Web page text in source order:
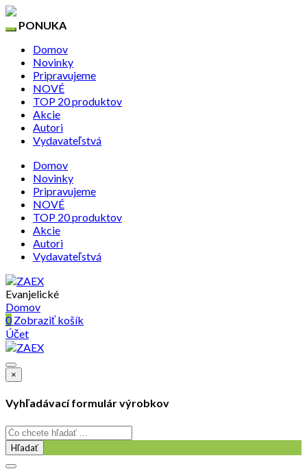
PONUKA
Domov
Novinky
Pripravujeme
NOVÉ
TOP 20 produktov
Akcie
Autori
Vydavateľstvá
Domov
Novinky
Pripravujeme
NOVÉ
TOP 20 produktov
Akcie
Autori
Vydavateľstvá
Evanjelické
Domov
0Zobraziť košík
Účet
×
Vyhľadávací formulár výrobkov
Hľadať